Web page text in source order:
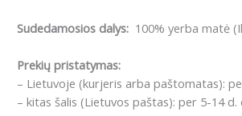
Sudedamosios dalys: 100% yerba matė
Prekių pristatymas:
– Lietuvoje (kurjeris arba paštomatas):
– kitas šalis (Lietuvos paštas): per 5-14 d.